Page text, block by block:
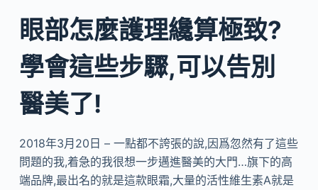
眼部怎麼護理纔算極致?
學會這些步驟,可以告別
醫美了!
2018年3月20日 – 一點都不誇張的說,因爲忽然有了這些
問題的我,着急的我很想一步邁進醫美的大門…旗下的高
端品牌,最出名的就是這款眼霜,大量的活性維生素A就是